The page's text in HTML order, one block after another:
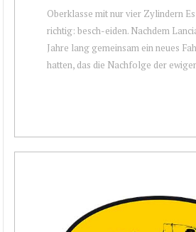
Oberklasse mit nur vier Zylindern
richtig: besch-eiden. Nachdem
Jahre lang gemeinsam ein neues
hatten, das die Nachfolge der